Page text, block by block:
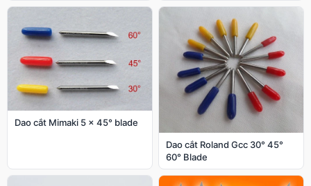
Dao cắt Mimaki 5 x 45° blade
Dao cắt Roland Gcc 30° 45°
60° Blade